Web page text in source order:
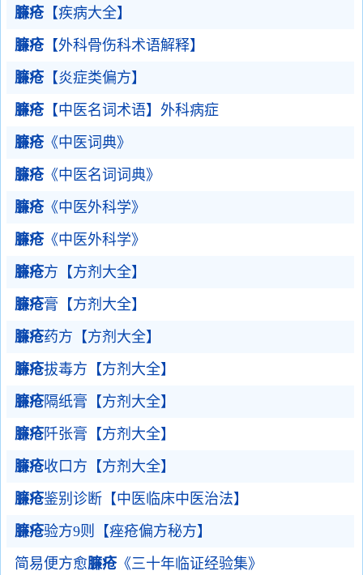
臁疮【疾病大全】
臁疮【外科骨伤科术语解释】
臁疮【炎症类偏方】
臁疮【中医名词术语】外科病症
臁疮《中医词典》
臁疮《中医名词词典》
臁疮《中医外科学》
臁疮《中医外科学》
臁疮方【方剂大全】
臁疮膏【方剂大全】
臁疮药方【方剂大全】
臁疮拔毒方【方剂大全】
臁疮隔纸膏【方剂大全】
臁疮阡张膏【方剂大全】
臁疮收口方【方剂大全】
臁疮鉴别诊断【中医临床中医治法】
臁疮验方9则【痤疮偏方秘方】
简易便方愈臁疮《三十年临证经验集》